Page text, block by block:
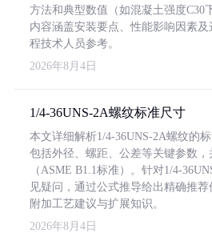
方法和典型数值（如混凝土强度C30
内容涵盖安装要点、性能影响因素
程技术人员参考。
2026年8月4日
1/4-36UNS-2A螺纹标准尺寸
本文详细解析1/4-36UNS-2A螺纹的
包括外径、螺距、公差等关键参数
（ASME B1.1标准）。针对1/4-
见疑问，通过公式推导给出精确推
附加工艺建议与扩展知识。
2026年8月4日